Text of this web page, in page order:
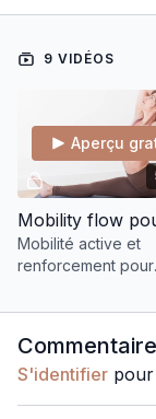
9 VIDÉOS
Aperçu
Mobilité active et
renforcement pour
sans se blesser.
et transitions funky.
S'identifier